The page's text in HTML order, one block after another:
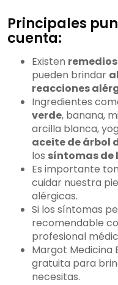
Principales
cuenta:
Existen
pueden brindar
reacciones
Ingredientes
verde, banana,
arcilla blanca,
aceite de árbol
los síntomas de
Es importante
cuidar nuestra
alérgicas.
Si los síntomas
recomendable
profesional
Margot Medicina
gratuita para
necesitas.